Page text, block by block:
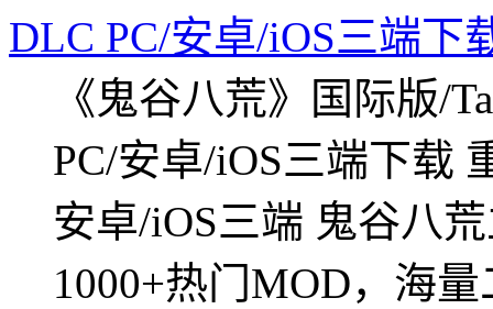
DLC PC/安卓/iOS三端下
《鬼谷八荒》国际版/
PC/安卓/iOS三端下载
安卓/iOS三端 鬼谷八
1000+热门MOD，海